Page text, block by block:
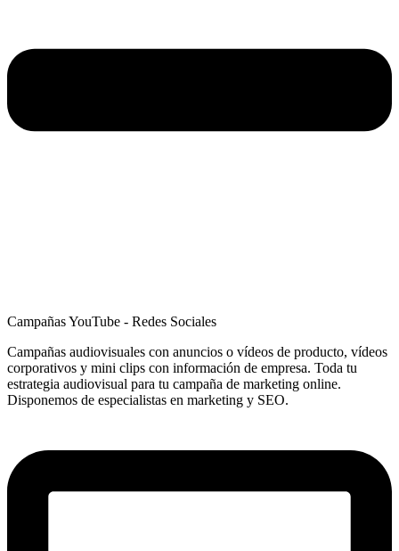
Campañas YouTube - Redes Sociales
Campañas audiovisuales con anuncios o vídeos de producto, vídeos
corporativos y mini clips con información de empresa. Toda tu
estrategia audiovisual para tu campaña de marketing online.
Disponemos de especialistas en marketing y SEO.